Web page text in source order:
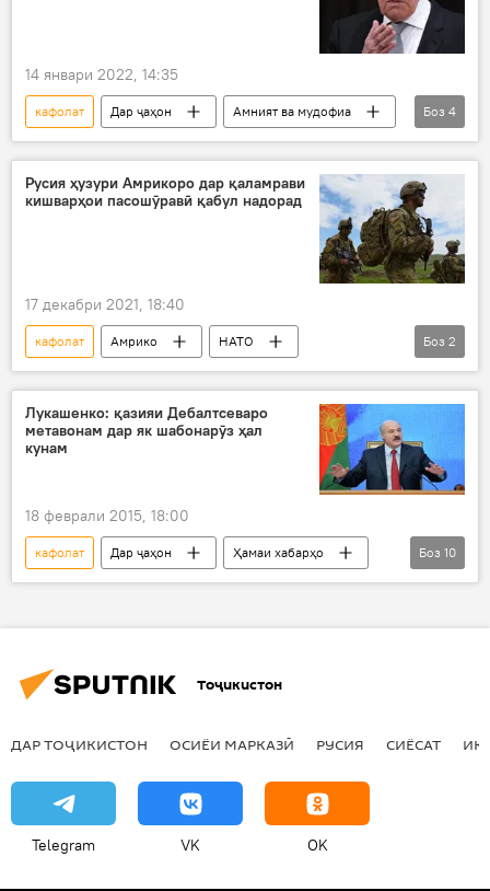
14 январи 2022, 14:35
кафолат Дар ҷаҳон
Амният ва мудофиа
ИМА
НАТО
Сергей Лавров
пешниҳод
Боз 4
Русия ҳузури Амрикоро дар қаламрави
кишварҳои пасошӯравӣ қабул надорад
17 декабри 2021, 18:40
кафолат Амрико
НАТО
Вазорати умури хориҷии Русия
Дар Русия
Боз 2
Лукашенко: қазияи Дебалтсеваро
метавонам дар як шабонарӯз ҳал
кунам
18 феврали 2015, 18:00
кафолат Дар ҷаҳон
Ҳамаи хабарҳо
Амният ва мудофиа
Сиёсат
пешниҳоди Лукашенко
оромӣ ва субот
Боз 10
Тоҷикистон
ДАР ТОҶИКИСТОН ОСИЁИ МАРКАЗӢ РУСИЯ СИЁСАТ
Telegram VK OK